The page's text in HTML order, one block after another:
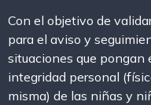
Con el objetivo de
para el aviso y
situaciones que
integridad personal
misma) de las niñas y